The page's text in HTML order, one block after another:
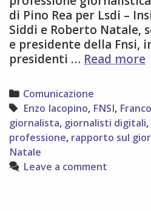
di Pino Rea per Lsdi –
Siddi e Roberto Natale,
e presidente della Fnsi,
presidenti … Read moreLa
a
Categories
Comunicazione
Tags
Enzo Iacopino, FNSI,
giornalista, giornalisti digitali,
professione, rapporto sul
Natale
Leave a comment